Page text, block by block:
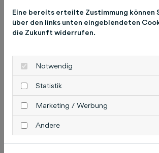
am besten performt. Daher wird
Anzeige nicht jedes Mal
Das könnte Sie auch
interessieren
Eine bereits erteilte Zustimmung können
über den links unten eingeblendeten
die Zukunft widerrufen.
Notwendig
Statistik
Marketing / Werbung
Andere